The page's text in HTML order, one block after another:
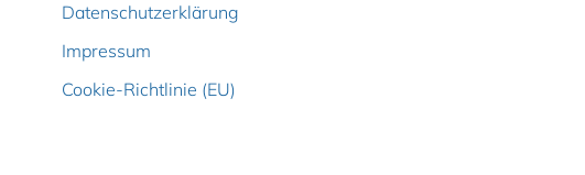
Datenschutzerklärung
Impressum
Cookie-Richtlinie (EU)